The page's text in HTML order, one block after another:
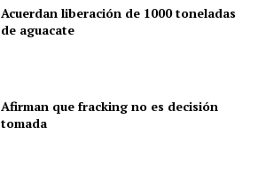
Acuerdan liberación de 1000 toneladas
de aguacate
Afirman que fracking no es decisión
tomada